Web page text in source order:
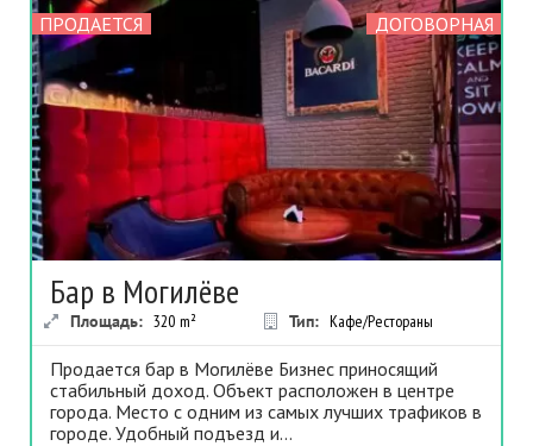
ПРОДАЕТСЯ ДОГОВОРНАЯ
Бар в Могилёве
Площадь: 320 m² Тип: Кафе/Рестораны
Продается бар в Могилёве Бизнес приносящий
стабильный доход. Объект расположен в центре
города. Место с одним из самых лучших трафиков в
городе. Удобный подъезд и...